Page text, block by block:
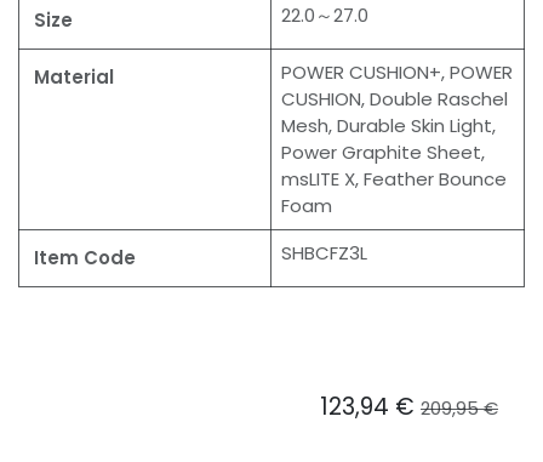
Size 22.0～27.0
Material
POWER CUSHION+, POWER
CUSHION, Double Raschel
Mesh, Durable Skin Light,
Power Graphite Sheet,
msLITE X, Feather Bounce
Foam
Item Code SHBCFZ3L
123,94 € 209,95€